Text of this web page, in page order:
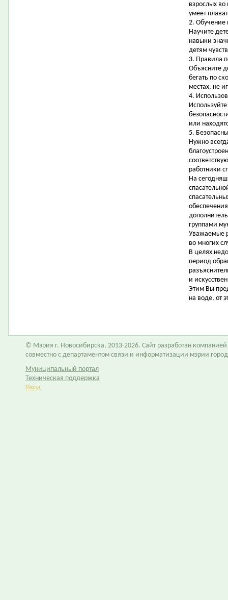
взрослых
умеет
2. Обучение
Научите
навыки
детям
3. Правила
Объясните
бегать по
местах, не
4.
или
5.
Нужно
работники
На
группами
Уважаемые
во многих
В целях
период
и
Этим Вы
на воде, от
© Мэрия г. Новосибирска, 2013-2026. Сайт разработан компанией
совместно с департаментом связи и информатизации мэрии
Муниципальный портал
Техническая поддержка
Вход